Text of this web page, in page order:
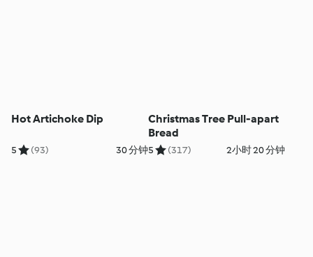
Hot Artichoke Dip
5 (93) 30 分钟
Christmas Tree Pull-apart
Bread
5 (317) 2小时 20 分钟